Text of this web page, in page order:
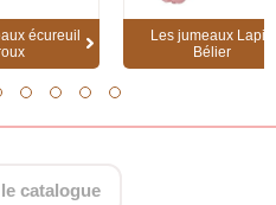
écureuil
Les jumeaux Lapin
Bélier
catalogue